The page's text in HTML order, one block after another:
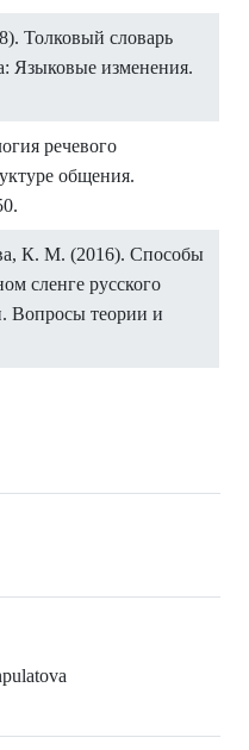
Толковый словарь
Языковые изменения.
речевого
общения.
К. М. (2016). Способы
сленге русского
Вопросы теории и